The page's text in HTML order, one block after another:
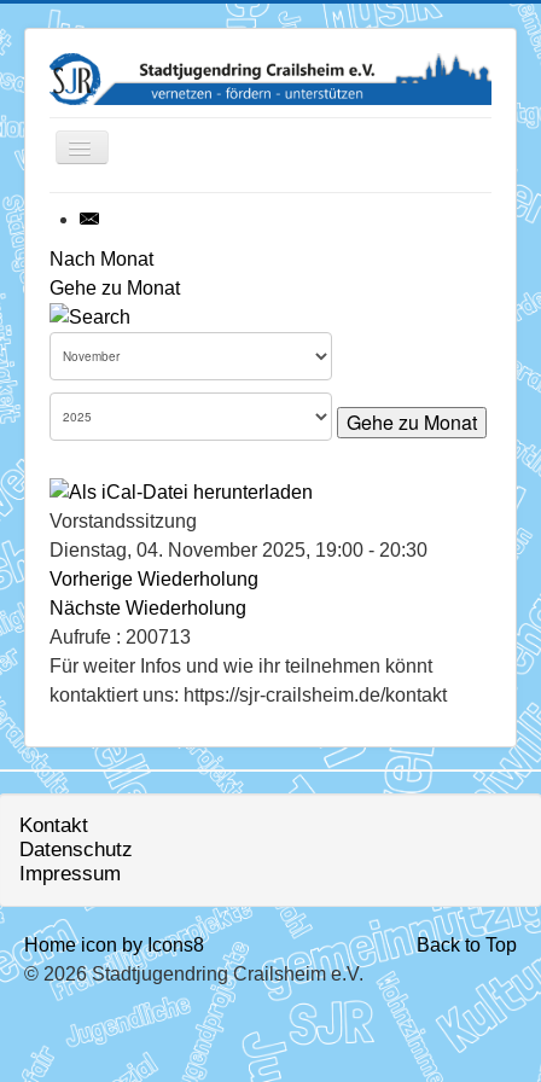
Toggle
News
Termine
Über uns
Services
Download
Ausleihe
Ratskeller
Nach Monat
Gehe zu Monat
Gehe zu Monat
Vorstandssitzung
Dienstag, 04. November 2025, 19:00 - 20:30
Vorherige Wiederholung
Nächste Wiederholung
Aufrufe : 200713
Für weiter Infos und wie ihr teilnehmen könnt
kontaktiert uns: https://sjr-crailsheim.de/kontakt
Kontakt
Datenschutz
Impressum
Home icon by Icons8
Back to Top
© 2026 Stadtjugendring Crailsheim e.V.